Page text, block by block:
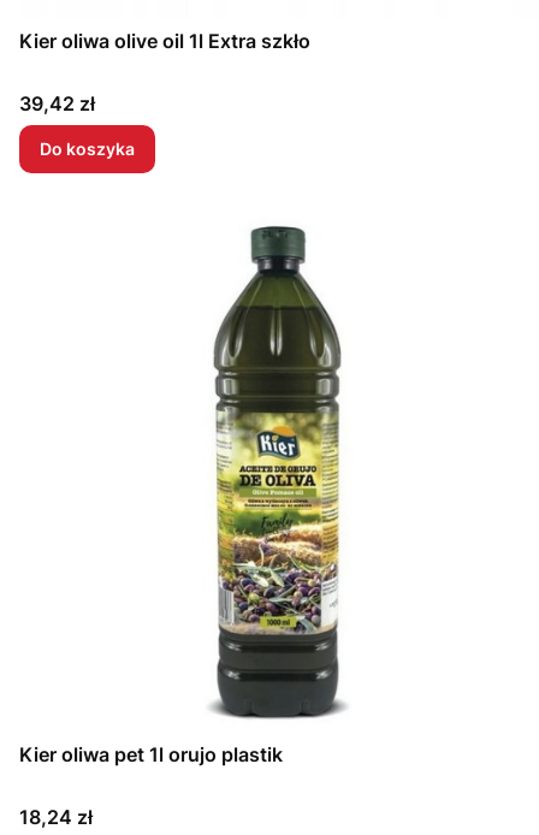
Kier oliwa olive oil 1l Extra szkło
Cena
39,42 zł
Do koszyka
Kier oliwa pet 1l orujo plastik
Cena
18,24 zł